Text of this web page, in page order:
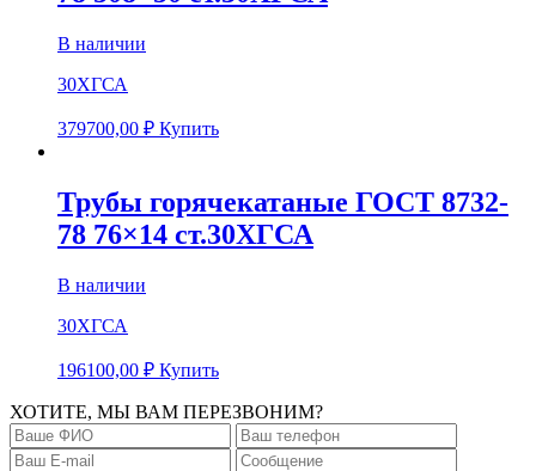
В наличии
30ХГСА
379700,00 ₽ Купить
Трубы горячекатаные ГОСТ 8732-
78 76×14 ст.30ХГСА
В наличии
30ХГСА
196100,00 ₽ Купить
ХОТИТЕ, МЫ ВАМ ПЕРЕЗВОНИМ?